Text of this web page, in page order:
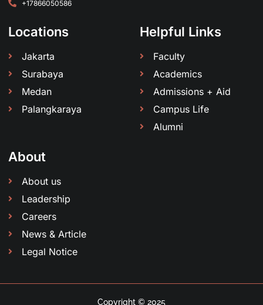
+17866050586
Locations
Jakarta
Surabaya
Medan
Palangkaraya
Helpful Links
Faculty
Academics
Admissions + Aid
Campus Life
Alumni
About
About us
Leadership
Careers
News & Article
Legal Notice
Copyright © 2025